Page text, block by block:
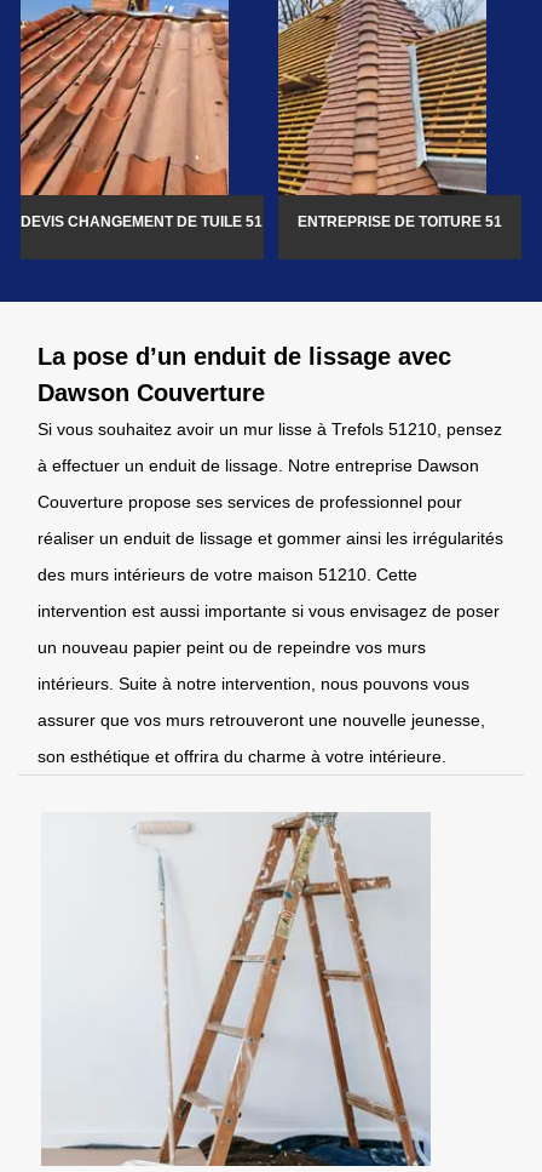
DEVIS CHANGEMENT DE TUILE 51 ENTREPRISE DE TOITURE 51
La pose d’un enduit de lissage avec
Dawson Couverture
Si vous souhaitez avoir un mur lisse à Trefols 51210, pensez
à effectuer un enduit de lissage. Notre entreprise Dawson
Couverture propose ses services de professionnel pour
réaliser un enduit de lissage et gommer ainsi les irrégularités
des murs intérieurs de votre maison 51210. Cette
intervention est aussi importante si vous envisagez de poser
un nouveau papier peint ou de repeindre vos murs
intérieurs. Suite à notre intervention, nous pouvons vous
assurer que vos murs retrouveront une nouvelle jeunesse,
son esthétique et offrira du charme à votre intérieure.